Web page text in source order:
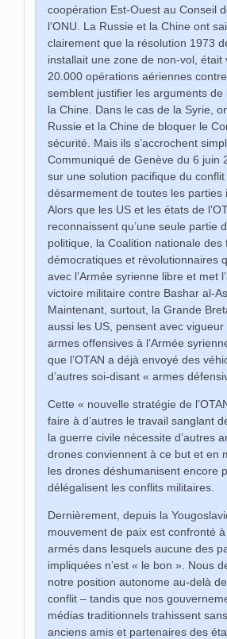
coopération Est-Ouest au Conseil
l’ONU. La Russie et la Chine ont
clairement que la résolution 1973
installait une zone de non-vol, était
20.000 opérations aériennes
semblent justifier les arguments de
la Chine. Dans le cas de la Syrie,
Russie et la Chine de bloquer le
sécurité. Mais ils s’accrochent
Communiqué de Genève du 6 juin
sur une solution pacifique du
désarmement de toutes les parties
Alors que les US et les états de
reconnaissent qu’une seule partie
politique, la Coalition nationale des
démocratiques et révolutionnaires
avec l’Armée syrienne libre et met
victoire militaire contre Bashar al-
Maintenant, surtout, la Grande
aussi les US, pensent avec
armes offensives à l’Armée
que l’OTAN a déjà envoyé des
d’autres soi-disant « armes
Cette « nouvelle stratégie de
faire à d’autres le travail sanglant
la guerre civile nécessite d’autres
drones conviennent à ce but et en
les drones déshumanisent encore
délégalisent les conflits militaires.
Dernièrement, depuis la
mouvement de paix est confronté
armés dans lesquels aucune des
impliquées n’est « le bon ». Nous
notre position autonome au-delà
conflit – tandis que nos
médias traditionnels trahissent
anciens amis et partenaires des